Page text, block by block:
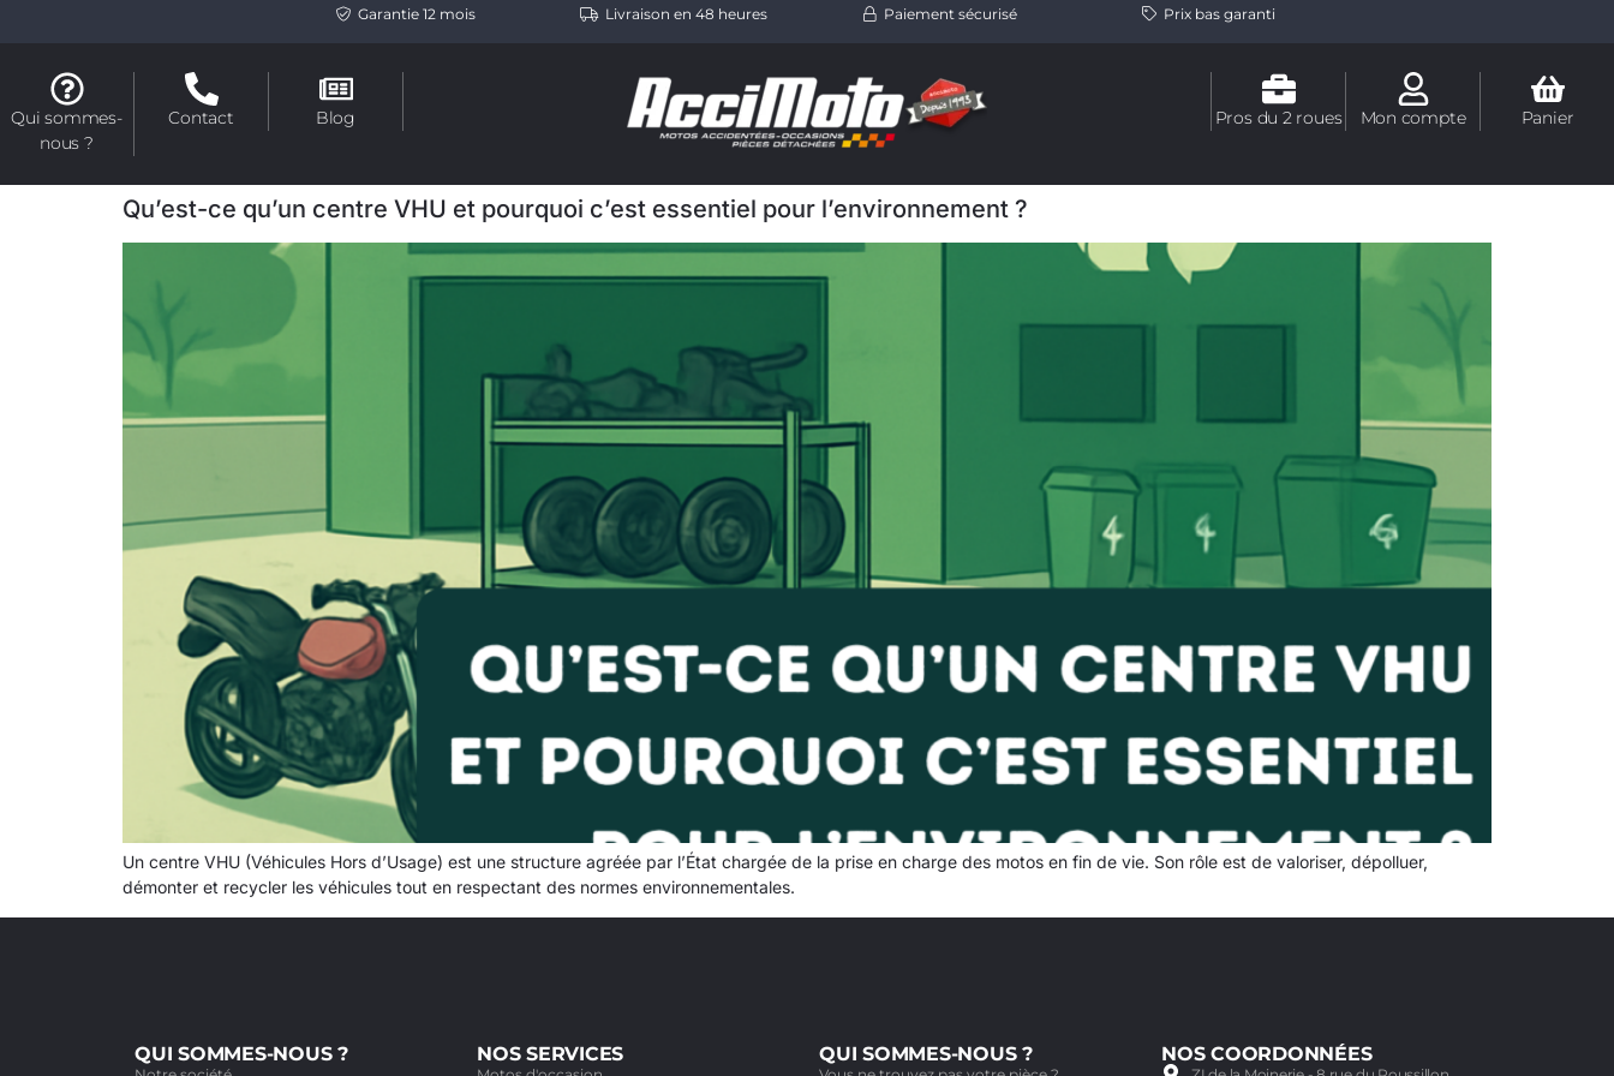
Garantie 12 mois Livraison en 48 heures Paiement sécurisé Prix bas garanti
Qui sommes-
nous ?
Contact Blog Pros du 2 roues Mon compte Panier
Qu’est-ce qu’un centre VHU et pourquoi c’est essentiel pour l’environnement ?
Un centre VHU (Véhicules Hors d’Usage) est une structure agréée par l’État chargée de la prise en charge des motos en fin de vie. Son rôle est de valoriser, dépolluer,
démonter et recycler les véhicules tout en respectant des normes environnementales.
QUI SOMMES-NOUS ? NOS SERVICES QUI SOMMES-NOUS ? NOS COORDONNÉES